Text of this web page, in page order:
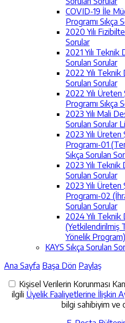
COVID-19 İle
Programı Sıkça
2020 Yılı
Sorular
2021 Yılı Teknik
Sorulan Sorular
2022 Yılı
Sorulan Sorular
2022 Yılı
Programı Sıkça
2023 Yılı Mali
Sorulan Sorular
2023 Yılı
Programı-01
Sıkça Sorulan
2023 Yılı
Sorulan Sorular
2023 Yılı
Programı-02
Sorulan Sorular
2024 Yılı
(Yetkilendirilmiş
Yönelik
KAYS Sıkça Sorulan
Ana Sayfa Başa Dön Paylaş
Kişisel Verilerin Korunması
ilgili Üyelik Faaliyetlerine İlişkin
bilgi sahibiyim ve